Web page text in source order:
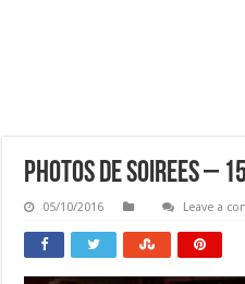
Photos De Soirees –
05/10/2016 Leave a